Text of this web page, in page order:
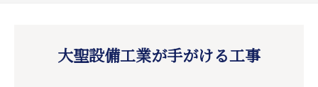
大聖設備工業が手がける工事